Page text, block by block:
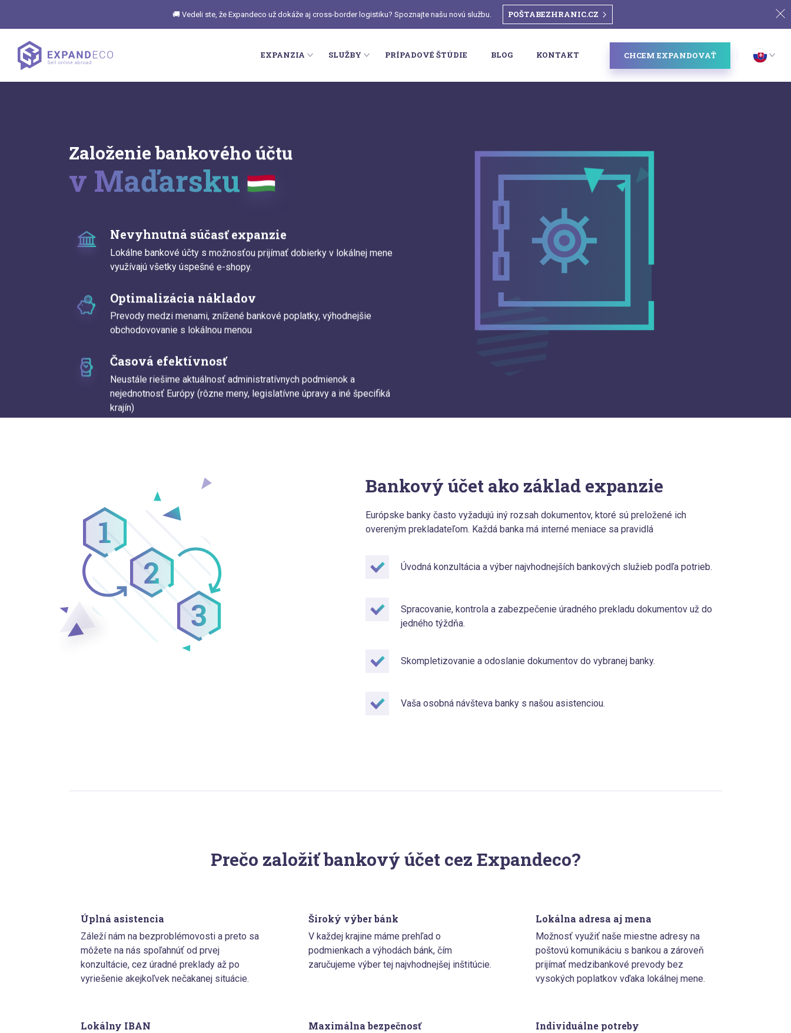
🚚 Vedeli ste, že Expandeco už dokáže aj cross-border logistiku? Spoznajte našu novú službu. POŠTABEZHRANIC.CZ
EXPANZIA SLUŽBY PRÍPADOVÉ ŠTÚDIE BLOG KONTAKT CHCEM EXPANDOVAŤ
Založenie bankového účtu
v Maďarsku
Nevyhnutná súčasť expanzie
Lokálne bankové účty s možnosťou prijímať dobierky v lokálnej mene
využívajú všetky úspešné e-shopy.
Optimalizácia nákladov
Prevody medzi menami, znížené bankové poplatky, výhodnejšie
obchodovovanie s lokálnou menou
Časová efektívnosť
Neustále riešime aktuálnosť administratívnych podmienok a
nejednotnosť Európy (rôzne meny, legislatívne úpravy a iné špecifiká
krajín)
Bankový účet ako základ expanzie
Európske banky často vyžadujú iný rozsah dokumentov, ktoré sú preložené ich
overeným prekladateľom. Každá banka má interné meniace sa pravidlá
Úvodná konzultácia a výber najvhodnejších bankových služieb podľa potrieb.
Spracovanie, kontrola a zabezpečenie úradného prekladu dokumentov už do
jedného týždňa.
Skompletizovanie a odoslanie dokumentov do vybranej banky.
Vaša osobná návšteva banky s našou asistenciou.
Prečo založiť bankový účet cez Expandeco?
Úplná asistencia
Záleží nám na bezproblémovosti a preto sa
môžete na nás spoľahnúť od prvej
konzultácie, cez úradné preklady až po
vyriešenie akejkoľvek nečakanej situácie.
Široký výber bánk
V každej krajine máme prehľad o
podmienkach a výhodách bánk, čím
zaručujeme výber tej najvhodnejšej inštitúcie.
Lokálna adresa aj mena
Možnosť využiť naše miestne adresy na
poštovú komunikáciu s bankou a zároveň
prijímať medzibankové prevody bez
vysokých poplatkov vďaka lokálnej mene.
Lokálny IBAN Maximálna bezpečnosť Individuálne potreby